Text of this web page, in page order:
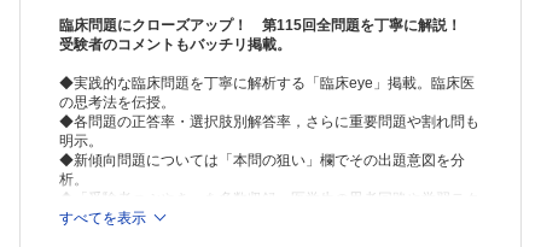
第115回 医師国家試験を振り返って─傾向と対策
第112回 医師国家試験からの変更点について
第115回 医師国試 合格者数／合格基準／得点数分布
第115回 医師国試 解答形式別問題数
第115回 医師国試 難易度別問題数分布
内容一覧 ─問題番号順
内容一覧 ─領域・臓器別分類
臨床問題にクローズアップ！ 第115回全問題を丁寧に解説！
受験者のコメントもバッチリ掲載。
◆実践的な臨床問題を丁寧に解析する「臨床eye」掲載。臨床医
の思考法を伝授。
◆各問題の正答率・選択肢別解答率，さらに重要問題や割れ問も
明示。
◆新傾向問題については「本問の狙い」欄でその出題意図を分
析。
◆「受験者つぶやき」を多数収録。医学生の思考回路や学習テク
ニックを披露。
すべてを表示